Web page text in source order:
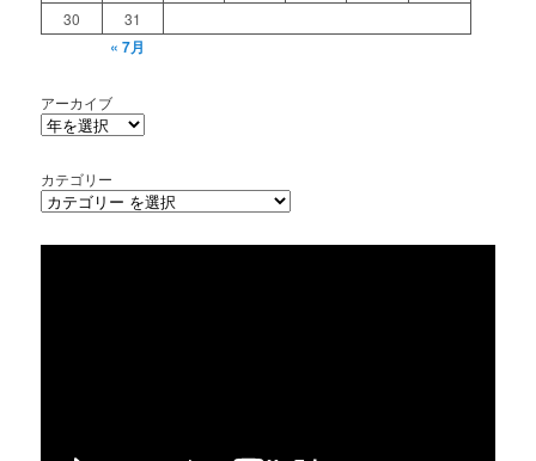
30
31
« 7月
アーカイブ
カテゴリー